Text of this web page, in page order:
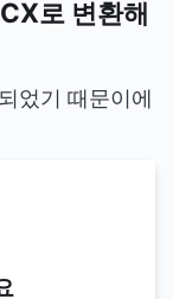
로 변환해
었기 때문이에